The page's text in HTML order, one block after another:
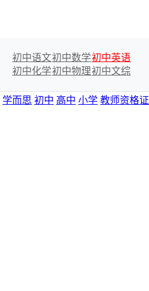
初中语文初中数学初中英语
初中化学初中物理初中文综
学而思 初中 高中 小学 教师资格证